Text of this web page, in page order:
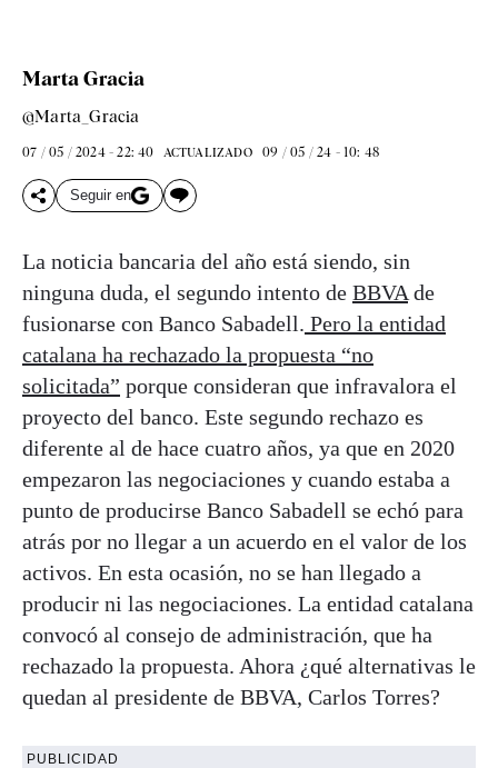
Marta Gracia
@Marta_Gracia
07 / 05 / 2024 - 22: 40 ACTUALIZADO 09 / 05 / 24 - 10: 48
Seguir en
La noticia bancaria del año está siendo, sin
ninguna duda, el segundo intento de BBVA de
fusionarse con Banco Sabadell. Pero la entidad
catalana ha rechazado la propuesta “no
solicitada” porque consideran que infravalora el
proyecto del banco. Este segundo rechazo es
diferente al de hace cuatro años, ya que en 2020
empezaron las negociaciones y cuando estaba a
punto de producirse Banco Sabadell se echó para
atrás por no llegar a un acuerdo en el valor de los
activos. En esta ocasión, no se han llegado a
producir ni las negociaciones. La entidad catalana
convocó al consejo de administración, que ha
rechazado la propuesta. Ahora ¿qué alternativas le
quedan al presidente de BBVA, Carlos Torres?
PUBLICIDAD